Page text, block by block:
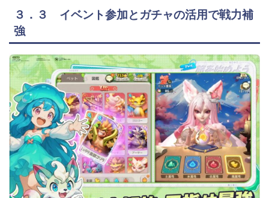
３．３ イベント参加とガチャの活用で戦力補
強